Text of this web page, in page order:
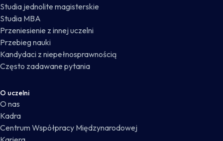
Studia jednolite magisterskie
Studia MBA
Przeniesienie z innej uczelni
Przebieg nauki
Kandydaci z niepełnosprawnością
Często zadawane pytania
O uczelni
O nas
Kadra
Centrum Współpracy Międzynarodowej